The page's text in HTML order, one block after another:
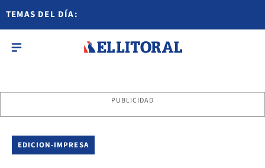
TEMAS DEL DÍA:
PUBLICIDAD
EDICION-IMPRESA